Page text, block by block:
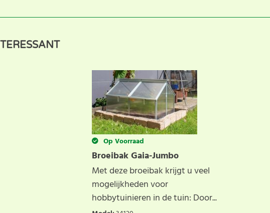
U helpt anderen met hun keuze door uw ervaring te delen. Schrijf
Op Voorraad
Broeibak Gaia-Jumbo
Met deze broeibak krijgt u veel
mogelijkheden voor
hobbytuinieren in de tuin: Door...